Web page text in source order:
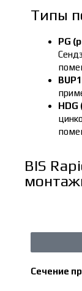
Типы
PG
HDG
BIS
Сечение